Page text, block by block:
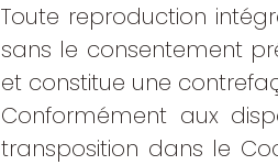
Toute reproduction
sans le consentement
et constitue une
Conformément aux
transposition dans le